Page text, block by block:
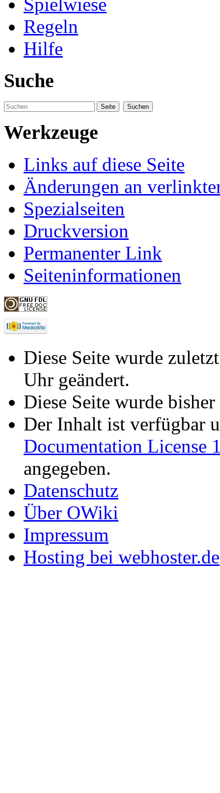
Spielwiese
Regeln
Hilfe
Suche
Werkzeuge
Links auf diese Seite
Änderungen an
Spezialseiten
Druckversion
Permanenter Link
Seiteninformationen
Diese Seite wurde
Uhr geändert.
Diese Seite wurde
Der Inhalt ist verfügbar
Documentation License
angegeben.
Datenschutz
Über OWiki
Impressum
Hosting bei webhoster.de